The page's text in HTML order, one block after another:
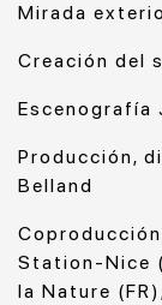
Mirada
Creación del
Escenografía
Producción,
Belland
Station-Nice
la Nature